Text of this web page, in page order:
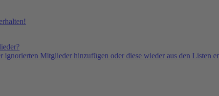
Mitglieder hinzufügen oder diese wieder aus den Listen